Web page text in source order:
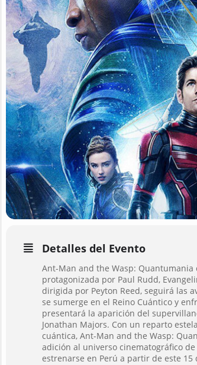
Detalles del Evento
Ant-Man and the Wasp:
protagonizada por Paul Rudd,
dirigida por Peyton Reed, seguirá las
se sumerge en el Reino Cuántico y
presentará la aparición del
Jonathan Majors. Con un reparto
cuántica, Ant-Man and the Wasp:
adición al universo cinematográfico
estrenarse en Perú a partir de este 15